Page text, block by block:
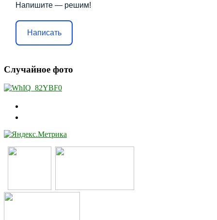
Напишите — решим!
Написать
Случайное фото